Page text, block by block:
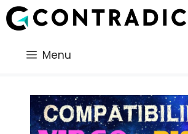
Saltar
al
Menu